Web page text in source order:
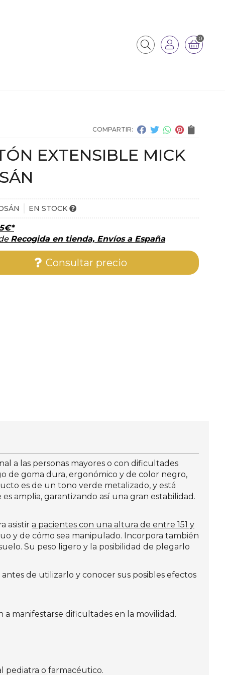
0
COMPARTIR:
EXTENSIBLE MICK
EN STOCK
€*
Recogida en tienda, Envíos a España
Consultar precio
a las personas mayores o con dificultades
de goma dura, ergonómico y de color negro,
es de un tono verde metalizado, y está
amplia, garantizando así una gran estabilidad.
asistir a pacientes con una altura de entre 151 y
y de cómo sea manipulado. Incorpora también
Su peso ligero y la posibilidad de plegarlo
de utilizarlo y conocer sus posibles efectos
manifestarse dificultades en la movilidad.
pediatra o farmacéutico.